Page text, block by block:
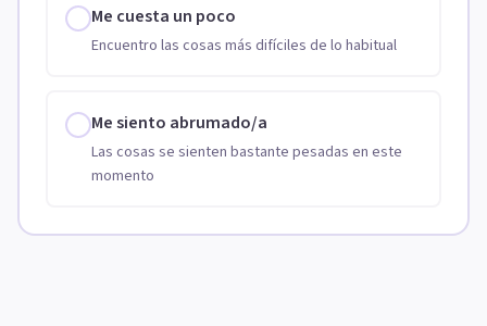
Me cuesta un poco
Encuentro las cosas más difíciles de lo habitual
Me siento abrumado/a
Las cosas se sienten bastante pesadas en este
momento